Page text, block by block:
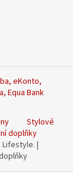
Stylové
doplňky
Lifestyle. |